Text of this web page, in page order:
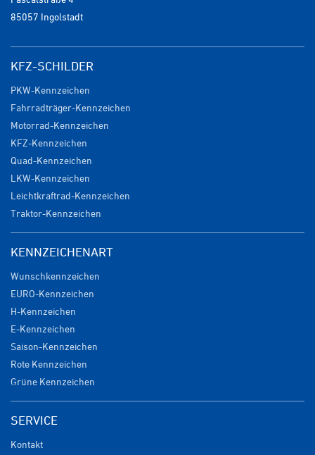
85057 Ingolstadt
KFZ-SCHILDER
PKW-Kennzeichen
Fahrradträger-Kennzeichen
Motorrad-Kennzeichen
KFZ-Kennzeichen
Quad-Kennzeichen
LKW-Kennzeichen
Leichtkraftrad-Kennzeichen
Traktor-Kennzeichen
KENNZEICHENART
Wunschkennzeichen
EURO-Kennzeichen
H-Kennzeichen
E-Kennzeichen
Saison-Kennzeichen
Rote Kennzeichen
Grüne Kennzeichen
SERVICE
Kontakt